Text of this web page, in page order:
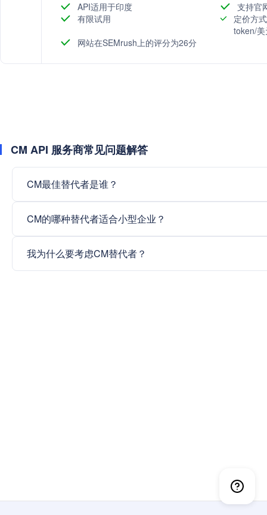
API适用于印度
支持官
有限试用
定价方
token/
网站在SEMrush上的评分为26分
CM API 服务商常见问题解答
CM最佳替代者是谁？
CM的哪种替代者适合小型企业？
我为什么要考虑CM替代者？